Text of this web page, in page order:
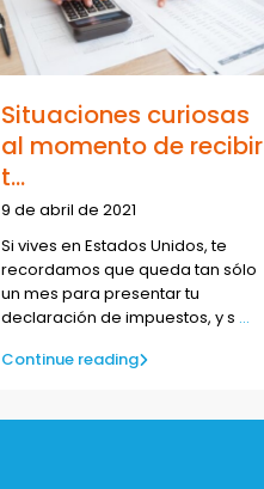
Situaciones curiosas
al momento de recibir
t...
9 de abril de 2021
Si vives en Estados Unidos, te
recordamos que queda tan sólo
un mes para presentar tu
declaración de impuestos, y s ...
Continue reading